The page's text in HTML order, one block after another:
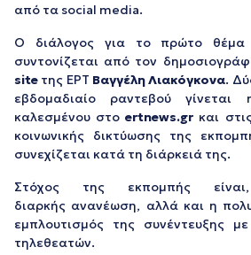
από τα social media.
Ο διάλογος για το πρώτο θέμα
συντονίζεται από τον
site της ΕΡΤ Βαγγέλη Λιακόγκονα.
εβδομαδιαίο ραντεβού
καλεσμένου στοertnews.gr και
κοινωνικής δικτύωσης της
συνεχίζεται κατά τη διάρκειά της.
Στόχος της εκπομπής
διαρκής ανανέωση, αλλά και η
εμπλουτισμός της συνέντευξης
τηλεθεατών.